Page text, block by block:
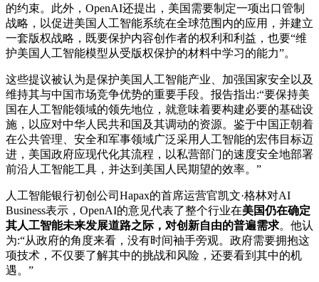
的约束。此外，OpenAI还提出，美国需要制定一项出口管制
战略，以促进美国人工智能系统在全球范围内的应用，并建立
一套版权战略，既要保护内容创作者的权利和利益，也要“维
护美国人工智能模型从受版权保护的材料中学习的能力”。
这些提议被认为是保护美国人工智能产业、加强国家安全以及
维持其与中国市场竞争优势的重要手段。报告指出:“要保持美
国在人工智能领域的领先地位，就意味着要构建必要的基础设
施，以应对中华人民共和国及其调动的资源。鉴于中国正朝着
在公共管理、安全和军事领域广泛采用人工智能的宏伟目标迈
进，美国政府应现代化其流程，以私营部门的速度安全地部署
前沿人工智能工具，并达到美国人民期望的效率。”
人工智能银行初创公司Hapax的首席运营官凯文·格林对AI
Business表示，OpenAI的意见代表了整个行业在美国仍在确定
其人工智能未来发展道路之际，对创新自由的普遍需求。他认
为:“从政府的角度来看，没有时间袖手旁观。政府需要拥抱这
项技术，不仅要了解其中的挑战和风险，还要看到其中的机
遇。”